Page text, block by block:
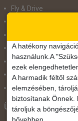
Fly & Drive
repülő+hajó
Repülővel
Szolgáltatás
Vonat
Ünnepek
A hatékony
használunk.A
ezek
A harmadik féltől
elemzésében,
biztosítanak Önnek.
tároljuk a
bővebben.